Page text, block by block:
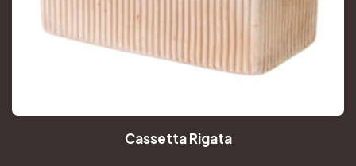
Cassetta Rigata